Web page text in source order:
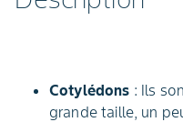
Cotylédons : Ils
grande taille, un